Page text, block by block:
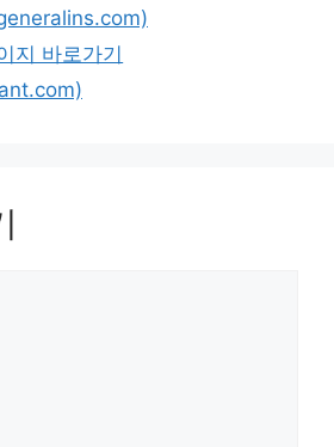
지 바로가기